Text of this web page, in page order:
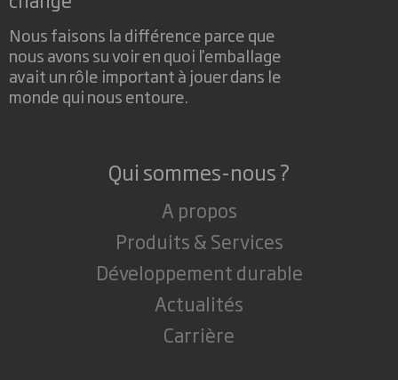
Nous faisons la différence parce que
nous avons su voir en quoi l'emballage
avait un rôle important à jouer dans le
monde qui nous entoure.
Qui sommes-nous ?
A propos
Produits & Services
Développement durable
Actualités
Carrière